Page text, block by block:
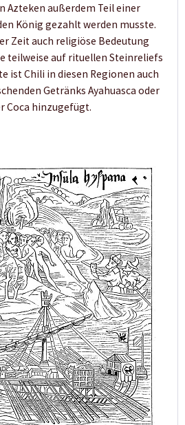
Azteken außerdem Teil einer
König gezahlt werden musste.
Zeit auch religiöse Bedeutung
teilweise auf rituellen Steinreliefs
ist Chili in diesen Regionen auch
Getränks Ayahuasca oder
Coca hinzugefügt.